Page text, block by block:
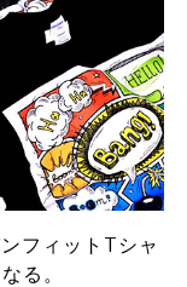
フィットTシャ
る。